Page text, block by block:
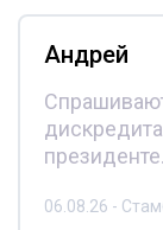
Андрей
06.08.26 -